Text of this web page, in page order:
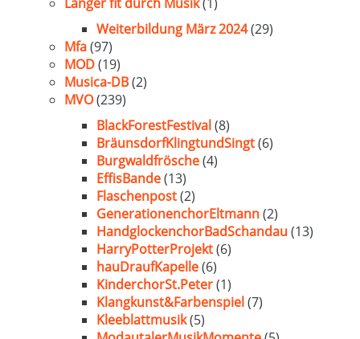
Weiterbildung März 2024(29)
Mfa(97)
MOD(19)
Musica-DB(2)
MVO(239)
BlackForestFestival(8)
BräunsdorfKlingtundSingt(6)
Burgwaldfrösche(4)
EffisBande(13)
Flaschenpost(2)
GenerationenchorEltmann(2)
HandglockenchorBadSchandau(13)
HarryPotterProjekt(6)
hauDraufKapelle(6)
KinderchorSt.Peter(1)
Klangkunst&Farbenspiel(7)
Kleeblattmusik(5)